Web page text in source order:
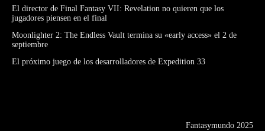
El director de Final Fantasy VII: Revelation no quieren que los
jugadores piensen en el final
Moonlighter 2: The Endless Vault termina su «early access» el 2 de
septiembre
El próximo juego de los desarrolladores de Expedition 33
Fantasymundo 2025